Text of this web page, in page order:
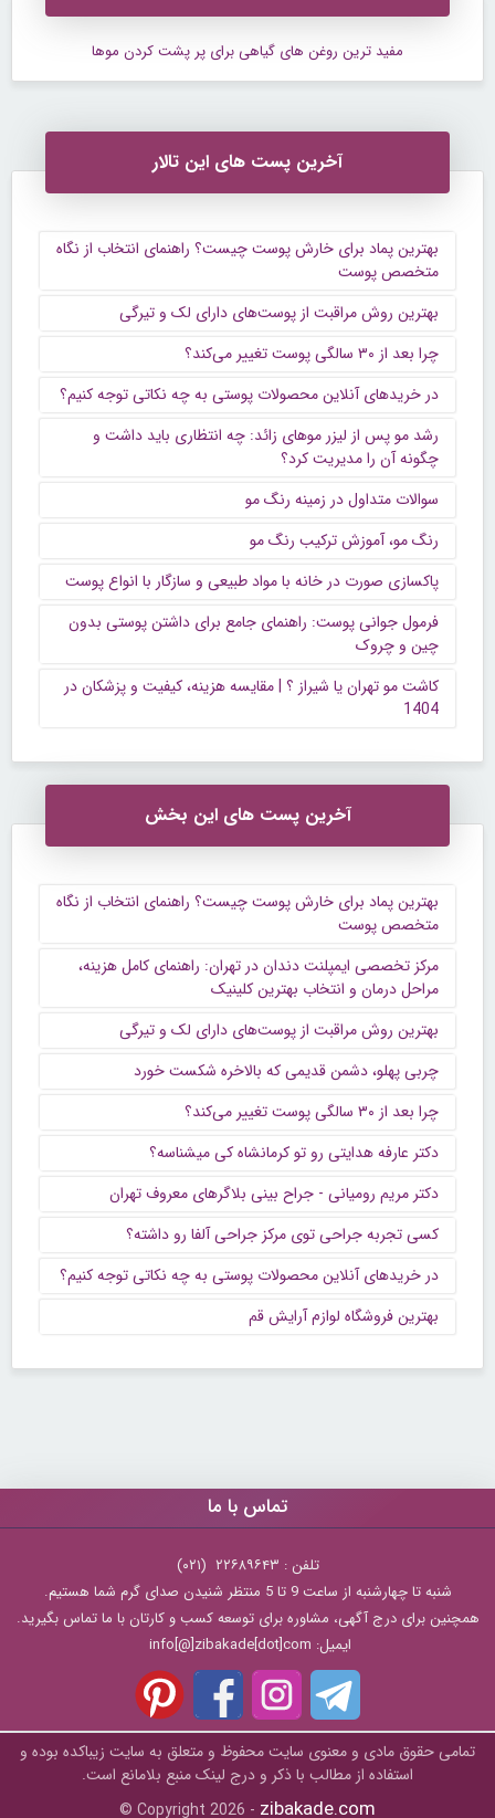
مفید ترین روغن های گیاهی برای پر پشت کردن موها
آخرین پست های این تالار
بهترین پماد برای خارش پوست چیست؟ راهنمای انتخاب از نگاه
متخصص پوست
بهترین روش مراقبت از پوست‌های دارای لک و تیرگی
چرا بعد از ۳۰ سالگی پوست تغییر می‌کند؟
در خریدهای آنلاین محصولات پوستی به چه نکاتی توجه کنیم؟
رشد مو پس از لیزر موهای زائد: چه انتظاری باید داشت و
چگونه آن را مدیریت کرد؟
سوالات متداول در زمینه رنگ مو
رنگ مو، آموزش ترکیب رنگ مو
پاکسازی صورت در خانه با مواد طبیعی و سازگار با انواع پوست
فرمول جوانی پوست: راهنمای جامع برای داشتن پوستی بدون
چین و چروک
کاشت مو تهران یا شیراز ؟ | مقایسه هزینه، کیفیت و پزشکان در
1404
آخرین پست های این بخش
بهترین پماد برای خارش پوست چیست؟ راهنمای انتخاب از نگاه
متخصص پوست
مرکز تخصصی ایمپلنت دندان در تهران: راهنمای کامل هزینه،
مراحل درمان و انتخاب بهترین کلینیک
بهترین روش مراقبت از پوست‌های دارای لک و تیرگی
چربی پهلو، دشمن قدیمی که بالاخره شکست خورد
چرا بعد از ۳۰ سالگی پوست تغییر می‌کند؟
دکتر عارفه هدایتی رو تو کرمانشاه کی میشناسه؟
دکتر مریم رومیانی - جراح بینی بلاگرهای معروف تهران
کسی تجربه جراحی توی مرکز جراحی آلفا رو داشته؟
در خریدهای آنلاین محصولات پوستی به چه نکاتی توجه کنیم؟
بهترین فروشگاه لوازم آرایش قم
تماس با ما
تلفن : ۲۲۶۸۹۶۴۳ (۰۲۱)
شنبه تا چهارشنبه از ساعت 9 تا 5 منتظر شنیدن صدای گرم شما هستیم.
همچنین برای درج آگهی، مشاوره برای توسعه کسب و کارتان با ما تماس بگیرید.
ایمیل: info[@]zibakade[dot]com
تمامی حقوق مادی و معنوی سایت محفوظ و متعلق به سايت زیباکده بوده و
استفاده از مطالب با ذکر و درج لینک منبع بلامانع است.
© Copyright 2026 - zibakade.com